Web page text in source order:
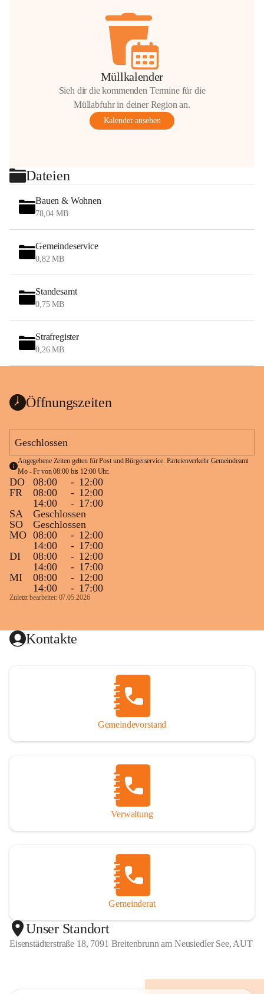
Müllkalender
Sieh dir die kommenden Termine für die
Müllabfuhr in deiner Region an.
Kalender ansehen
Dateien
Bauen & Wohnen
78,04 MB
Gemeindeservice
0,82 MB
Standesamt
0,75 MB
Strafregister
0,26 MB
Öffnungszeiten
Geschlossen
Angegebene Zeiten gelten für Post und Bürgerservice. Parteienverkehr Gemeindeamt
Mo - Fr von 08:00 bis 12:00 Uhr.
DO 08:00 - 12:00
FR
08:00 - 12:00
14:00
- 17:00
SA
Geschlossen
SO
Geschlossen
MO 08:00 - 12:00
14:00
- 17:00
DI
08:00 - 12:00
14:00
- 17:00
MI
08:00 - 12:00
14:00
- 17:00
Zuletzt bearbeitet: 07.05.2026
Kontakte
Gemeindevorstand
Verwaltung
Gemeinderat
Unser Standort
Eisenstädterstraße 18, 7091 Breitenbrunn am Neusiedler See, AUT